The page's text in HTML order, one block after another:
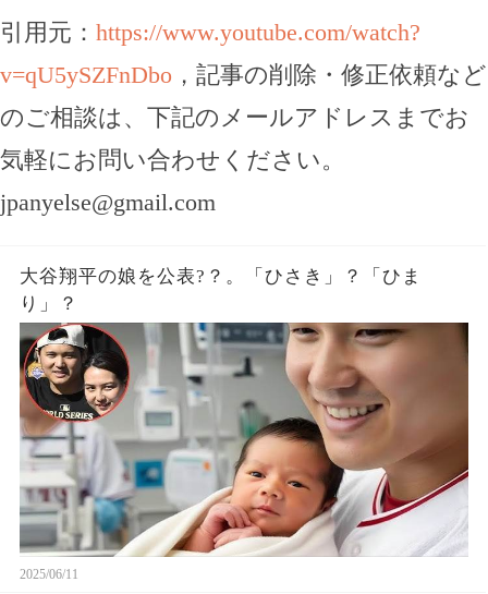
引用元： https://www.youtube.com/watch?
v=qU5ySZFnDbo ，記事の削除・修正依頼など
のご相談は、下記のメールアドレスまでお
気軽にお問い合わせください。
jpanyelse@gmail.com
大谷翔平の娘を公表?？。「ひさき」？「ひま
り」？
2025/06/11